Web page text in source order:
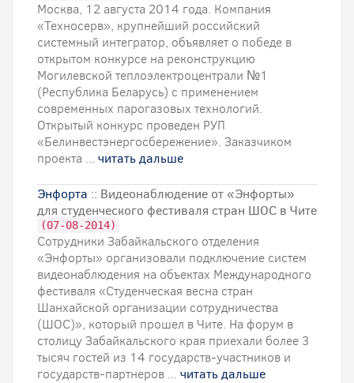
Москва, 12 августа 2014 года. Компания
«Техносерв», крупнейший российский
системный интегратор, объявляет о победе в
открытом конкурсе на реконструкцию
Могилевской теплоэлектроцентрали №1
(Республика Беларусь) с применением
современных парогазовых технологий.
Открытый конкурс проведен РУП
«Белинвестэнергосбережение». Заказчиком
проекта ... читать дальше
Энфорта :: Видеонаблюдение от «Энфорты»
для студенческого фестиваля стран ШОС в Чите
(07-08-2014)
Сотрудники Забайкальского отделения
«Энфорты» организовали подключение систем
видеонаблюдения на объектах Международного
фестиваля «Студенческая весна стран
Шанхайской организации сотрудничества
(ШОС)», который прошел в Чите. На форум в
столицу Забайкальского края приехали более 3
тысяч гостей из 14 государств-участников и
государств-партнеров ... читать дальше